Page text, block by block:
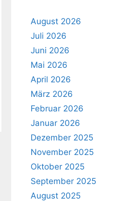
August 2026
Juli 2026
Juni 2026
Mai 2026
April 2026
März 2026
Februar 2026
Januar 2026
Dezember 2025
November 2025
Oktober 2025
September 2025
August 2025